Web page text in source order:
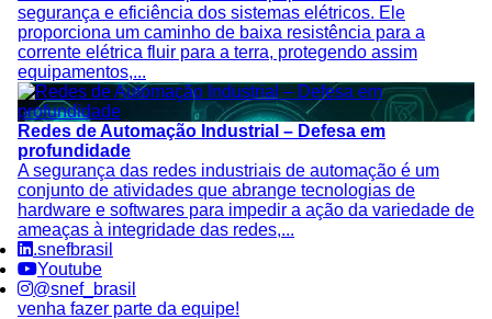
segurança e eficiência dos sistemas elétricos. Ele
proporciona um caminho de baixa resistência para a
corrente elétrica fluir para a terra, protegendo assim
equipamentos,...
Redes de Automação Industrial – Defesa em
profundidade
A segurança das redes industriais de automação é um
conjunto de atividades que abrange tecnologias de
hardware e softwares para impedir a ação da variedade de
ameaças à integridade das redes,...
.snefbrasil
Youtube
@snef_brasil
venha fazer parte da equipe!